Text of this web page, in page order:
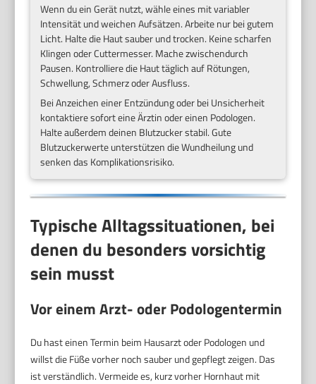
Wenn du ein Gerät nutzt, wähle eines mit variabler
Intensität und weichen Aufsätzen. Arbeite nur bei gutem
Licht. Halte die Haut sauber und trocken. Keine scharfen
Klingen oder Cuttermesser. Mache zwischendurch
Pausen. Kontrolliere die Haut täglich auf Rötungen,
Schwellung, Schmerz oder Ausfluss.
Bei Anzeichen einer Entzündung oder bei Unsicherheit
kontaktiere sofort eine Ärztin oder einen Podologen.
Halte außerdem deinen Blutzucker stabil. Gute
Blutzuckerwerte unterstützen die Wundheilung und
senken das Komplikationsrisiko.
Typische Alltagssituationen, bei
denen du besonders vorsichtig
sein musst
Vor einem Arzt- oder Podologentermin
Du hast einen Termin beim Hausarzt oder Podologen und
willst die Füße vorher noch sauber und gepflegt zeigen. Das
ist verständlich. Vermeide es, kurz vorher Hornhaut mit